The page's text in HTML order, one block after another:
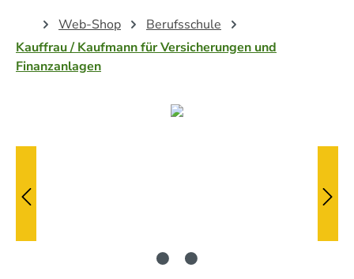
Web-Shop
Berufsschule
Kauffrau / Kaufmann für Versicherungen und
Finanzanlagen